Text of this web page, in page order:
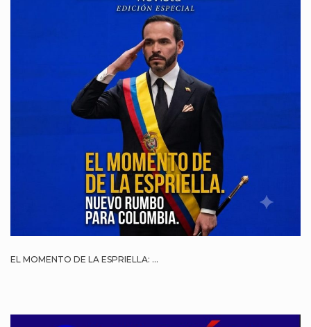
EL MOMENTO DE LA ESPRIELLA: ...